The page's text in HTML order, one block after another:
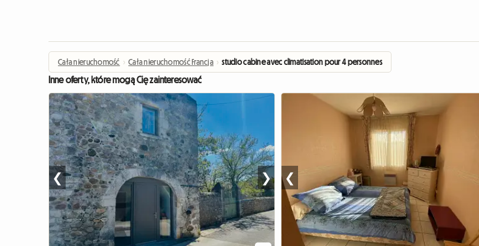
Cała nieruchomość › Cała nieruchomość Francja › studio cabine avec climatisation pour 4 personnes
Inne oferty, które mogą Cię zainteresować
❮ ❯ ❮